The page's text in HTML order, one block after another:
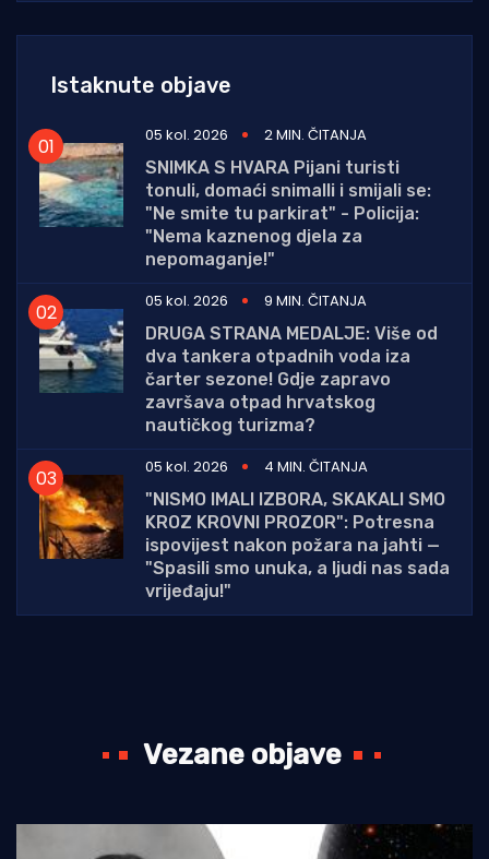
Istaknute objave
05 kol. 2026
2 MIN. ČITANJA
SNIMKA S HVARA Pijani turisti
tonuli, domaći snimalli i smijali se:
"Ne smite tu parkirat" - Policija:
"Nema kaznenog djela za
nepomaganje!"
05 kol. 2026
9 MIN. ČITANJA
DRUGA STRANA MEDALJE: Više od
dva tankera otpadnih voda iza
čarter sezone! Gdje zapravo
završava otpad hrvatskog
nautičkog turizma?
05 kol. 2026
4 MIN. ČITANJA
"NISMO IMALI IZBORA, SKAKALI SMO
KROZ KROVNI PROZOR": Potresna
ispovijest nakon požara na jahti —
"Spasili smo unuka, a ljudi nas sada
vrijeđaju!"
Vezane objave